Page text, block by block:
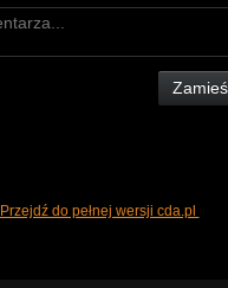
Przejdź do pełnej wersji cda.pl